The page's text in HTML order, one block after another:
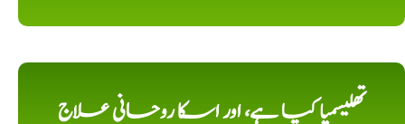
تھلیسمیا کیا ہے، اور اسکا روحانی علاج